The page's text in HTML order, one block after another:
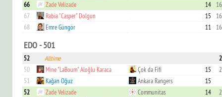
66
Zade Velizade 14
67
Rabia "Casper" Dolgun 15
68
Emre Güngör 11
EDO - 501
52 Alltime
50
Mine "LaBoum" Aloğlu Karaca Çok da Fifi 15
51
Kağan Oğuz Ankara Rangers
15
52
Zade Velizade Communitas 14